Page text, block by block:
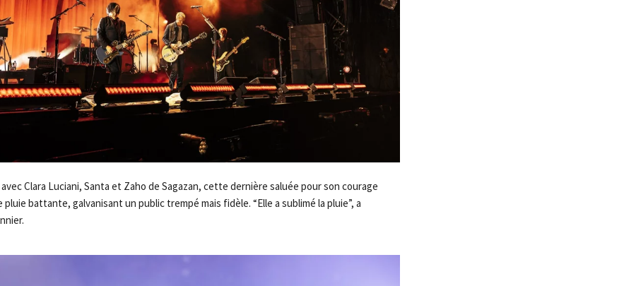
Clara Luciani, Santa et Zaho de Sagazan, cette dernière saluée pour son courage
pluie battante, galvanisant un public trempé mais fidèle. “Elle a sublimé la pluie”, a